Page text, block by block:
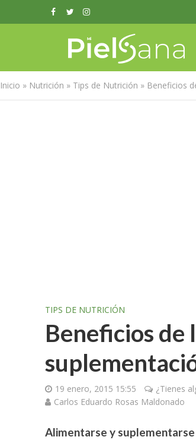
Inicio » Nutrición » Tips de Nutrición » Beneficios
TIPS DE NUTRICIÓN
Beneficios de
19 enero, 2015 15:55
¿Tienes
Carlos Eduardo Rosas Maldonado
Alimentarse y